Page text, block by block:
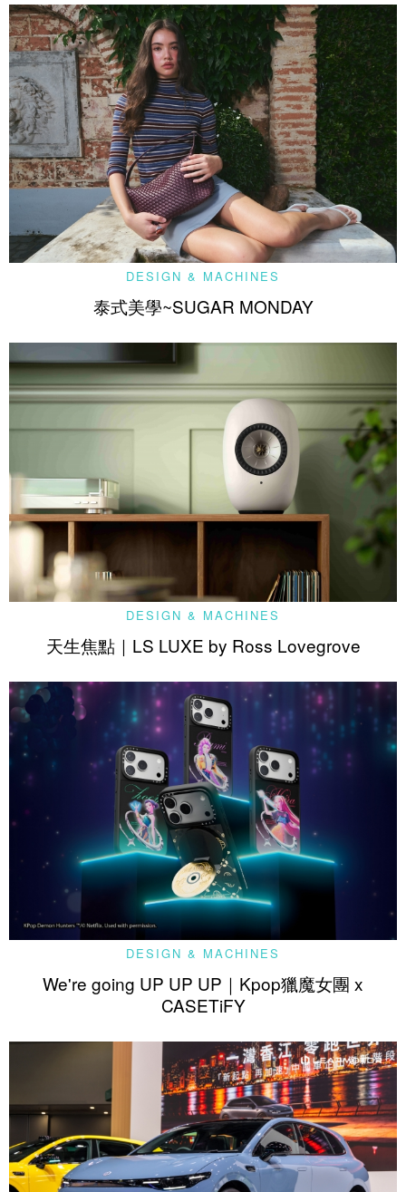
DESIGN & MACHINES
泰式美學~SUGAR MONDAY
DESIGN & MACHINES
天生焦點｜LS LUXE by Ross Lovegrove
DESIGN & MACHINES
We're going UP UP UP｜Kpop獵魔女團 x
CASETiFY